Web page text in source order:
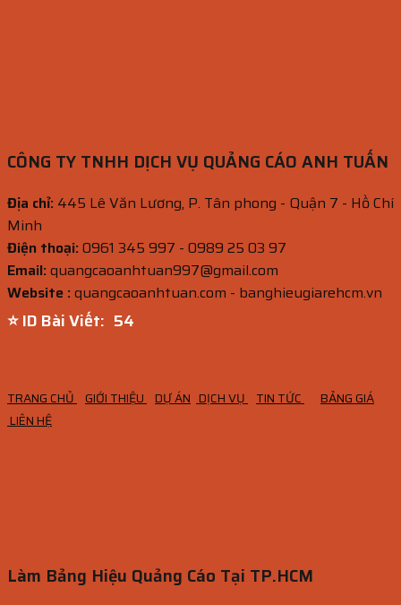
CÔNG TY TNHH DỊCH VỤ QUẢNG CÁO ANH TUẤN
Địa chỉ: 445 Lê Văn Lương, P. Tân phong - Quận 7 - Hồ Chí
Minh
Điện thoại:0961 345 997 - 0989 25 03 97
Email:quangcaoanhtuan997@gmail.com
Website :quangcaoanhtuan.com - banghieugiarehcm.vn
⭐ ID Bài Viết: 53
TRANG CHỦ GIỚI THIỆU DỰ ÁN DỊCH VỤ TIN TỨC
BẢNG GIÁ
LIÊN HỆ
Làm Bảng Hiệu Quảng Cáo Tại TP.HCM